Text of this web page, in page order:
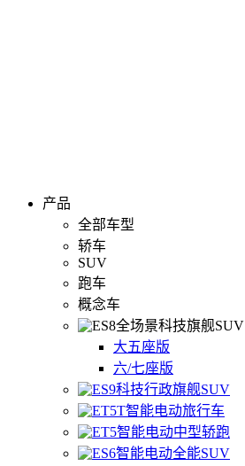
产品
全部车型
轿车
SUV
跑车
概念车
全场景科技旗舰SUV
大五座版
六/七座版
科技行政旗舰SUV
智能电动旅行车
智能电动中型轿跑
智能电动全能SUV